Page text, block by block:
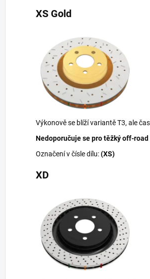
XS Gold
Výkonově se blíží variantě T3, ale
Nedoporučuje se pro těžký off-
Označení v čísle dílu:(XS)
XD